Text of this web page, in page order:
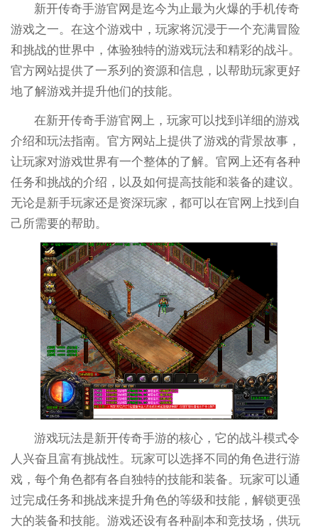
新开传奇手游官网是迄今为止最为火爆的手机传奇
游戏之一。在这个游戏中，玩家将沉浸于一个充满冒险
和挑战的世界中，体验独特的游戏玩法和精彩的战斗。
官方网站提供了一系列的资源和信息，以帮助玩家更好
地了解游戏并提升他们的技能。
在新开传奇手游官网上，玩家可以找到详细的游戏
介绍和玩法指南。官方网站上提供了游戏的背景故事，
让玩家对游戏世界有一个整体的了解。官网上还有各种
任务和挑战的介绍，以及如何提高技能和装备的建议。
无论是新手玩家还是资深玩家，都可以在官网上找到自
己所需要的帮助。
游戏玩法是新开传奇手游的核心，它的战斗模式令
人兴奋且富有挑战性。玩家可以选择不同的角色进行游
戏，每个角色都有各自独特的技能和装备。玩家可以通
过完成任务和挑战来提升角色的等级和技能，解锁更强
大的装备和技能。游戏还设有各种副本和竞技场，供玩